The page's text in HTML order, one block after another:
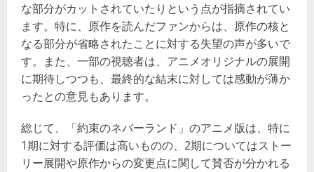
な部分がカットされていたりという点が指摘されてい
ます。特に、原作を読んだファンからは、原作の核と
なる部分が省略されたことに対する失望の声が多いで
す。また、一部の視聴者は、アニメオリジナルの展開
に期待しつつも、最終的な結末に対しては感動が薄か
ったとの意見もあります​​​​。
総じて、「約束のネバーランド」のアニメ版は、特に
1期に対する評価は高いものの、2期についてはストー
リー展開や原作からの変更点に関して賛否が分かれる